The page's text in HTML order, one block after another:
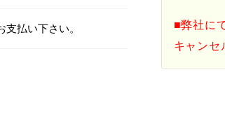
払い下さい。
■弊社に
キャンセ